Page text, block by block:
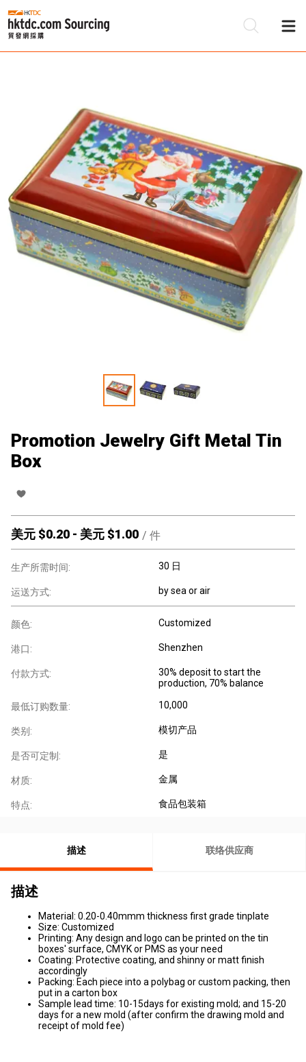
Promotion Jewelry Gift Metal Tin
Box
美元 $0.20 - 美元 $1.00 / 件
生产所需时间: 30 日
运送方式: by sea or air
颜色: Customized
港口: Shenzhen
付款方式:
30% deposit to start the
production, 70% balance
最低订购数量: 10,000
类别: 模切产品
是否可定制: 是
材质: 金属
特点: 食品包装箱
描述 联络供应商
描述
Material: 0.20-0.40mmm thickness first grade tinplate
Size: Customized
Printing: Any design and logo can be printed on the tin
boxes' surface, CMYK or PMS as your need
Coating: Protective coating, and shinny or matt finish
accordingly
Packing: Each piece into a polybag or custom packing, then
put in a carton box
Sample lead time: 10-15days for existing mold; and 15-20
days for a new mold (after confirm the drawing mold and
receipt of mold fee)